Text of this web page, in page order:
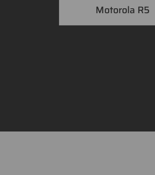
Motorola R5